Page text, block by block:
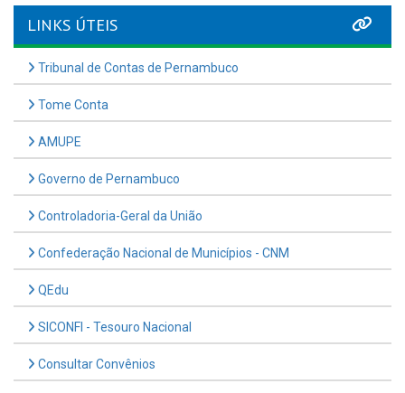
LINKS ÚTEIS
Tribunal de Contas de Pernambuco
Tome Conta
AMUPE
Governo de Pernambuco
Controladoria-Geral da União
Confederação Nacional de Municípios - CNM
QEdu
SICONFI - Tesouro Nacional
Consultar Convênios